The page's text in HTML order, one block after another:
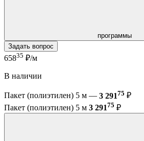
программы
Задать вопрос
65835 ₽/м
В наличии
Пакет (полиэтилен) 5 м — 3 29175 ₽
Пакет (полиэтилен) 5 м 3 29175 ₽